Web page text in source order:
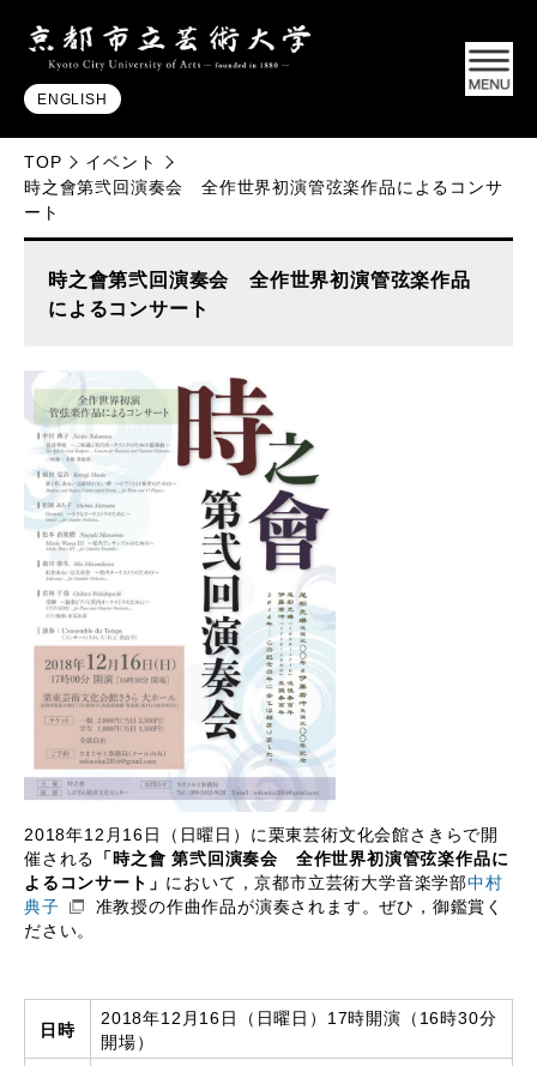
ENGLISH
TOP
イベント
時之會第弐回演奏会 全作世界初演管弦楽作品によるコンサ
ート
時之會第弐回演奏会 全作世界初演管弦楽作品
によるコンサート
2018年12月16日（日曜日）に栗東芸術文化会館さきらで開
催される
「時之會 第弐回演奏会 全作世界初演管弦楽作品に
よるコンサート」 において，京都市立芸術大学音楽学部中村
典子
准教授の作曲作品が演奏されます。ぜひ，御鑑賞く
ださい。
日時
2018年12月16日（日曜日）17時開演（16時30分
開場）